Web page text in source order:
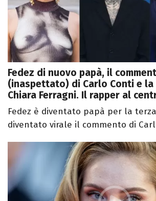
Fedez di nuovo papà, il
(inaspettato) di Carlo Conti e
Chiara Ferragni. Il rapper al
Fedez è diventato papà per la
diventato virale il commento di